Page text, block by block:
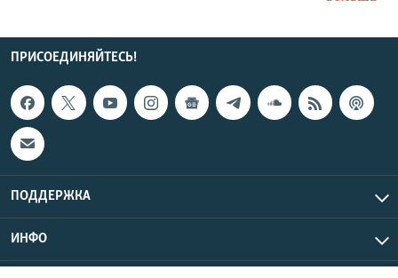
ПРИСОЕДИНЯЙТЕСЬ!
ПОДДЕРЖКА
ИНФО